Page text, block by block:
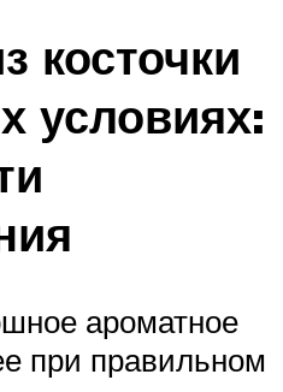
косточки
условиях:
ароматное
при правильном